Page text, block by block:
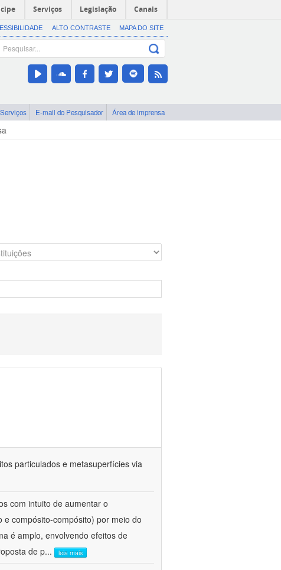
Serviços Legislação Canais
ALTO CONTRASTE MAPA DO SITE
Serviços E-mail do Pesquisador Área de imprensa
particulados e metasuperfícies via
com intuito de aumentar o
compósito-compósito) por meio do
é amplo, envolvendo efeitos de
de p... leia mais